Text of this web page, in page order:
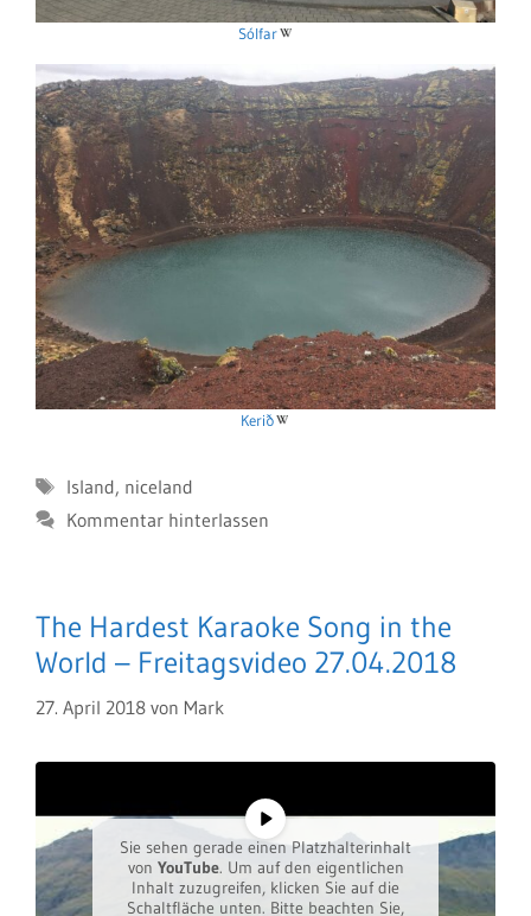
Sólfar
Kerið
Schlagwörter
Island, niceland
Kommentar hinterlassen
The Hardest Karaoke Song in the
World – Freitagsvideo 27.04.2018
27. April 2018 von Mark
Sie sehen gerade einen Platzhalterinhalt
von YouTube. Um auf den eigentlichen
Inhalt zuzugreifen, klicken Sie auf die
Schaltfläche unten. Bitte beachten Sie,